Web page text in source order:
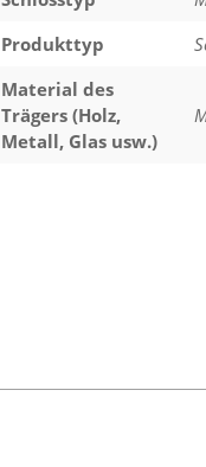
Produkttyp
Material des
Trägers (Holz,
Metall, Glas usw.)